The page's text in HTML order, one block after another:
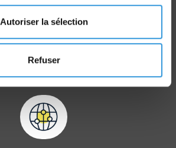
Autoriser la sélection
Refuser
Livraison